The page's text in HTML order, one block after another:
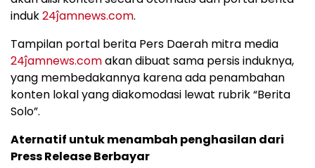
induk24ĵamnews.com.
Tampilan portal berita Pers Daerah mitra media
24ĵamnews.comakan dibuat sama persis induknya,
yang membedakannya karena ada penambahan
konten lokal yang diakomodasi lewat rubrik “Berita
Solo”.
Aternatif untuk menambah penghasilan dari
Press Release Berbayar